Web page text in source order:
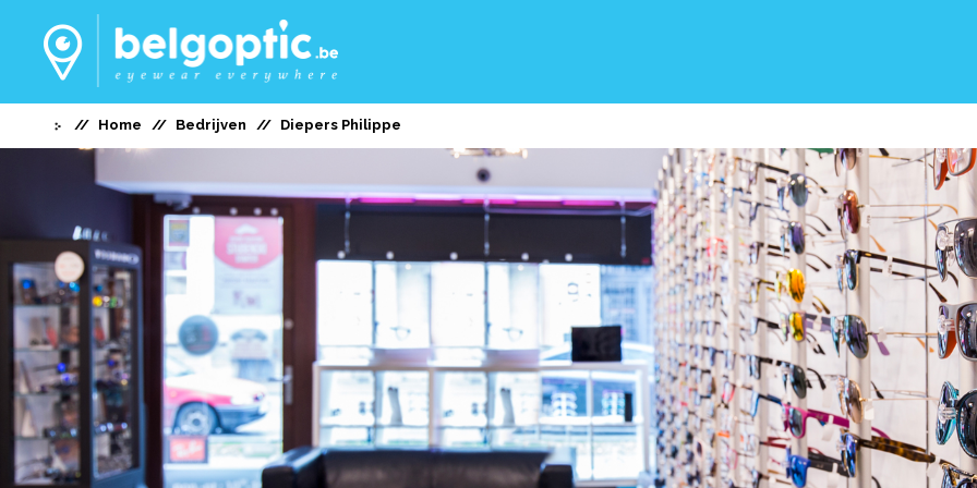
Home Bedrijven Diepers Philippe